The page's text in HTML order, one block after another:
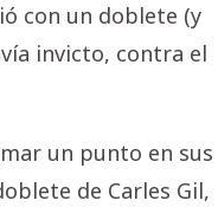
con un doblete (y
invicto, contra el
un punto en sus
de Carles Gil,